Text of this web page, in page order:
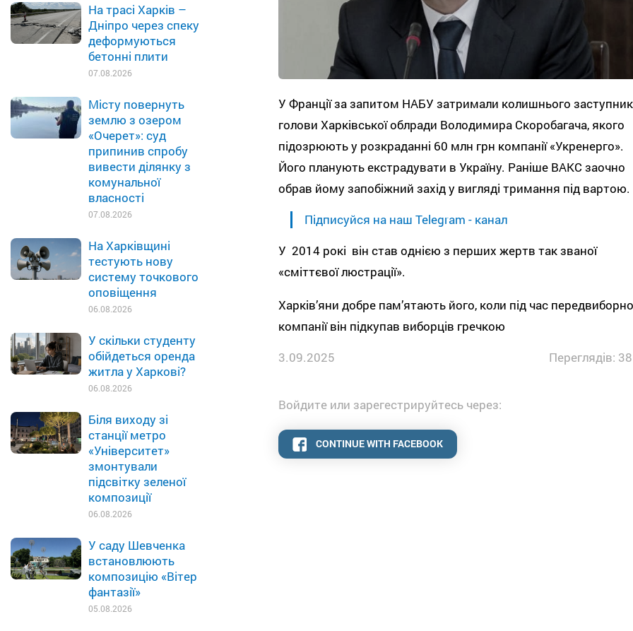
На трасі Харків –
Дніпро через спеку
деформуються
бетонні плити
07.08.2026
Місту повернуть
землю з озером
«Очерет»: суд
припинив спробу
вивести ділянку з
комунальної
власності
07.08.2026
На Харківщині
тестують нову
систему точкового
оповіщення
06.08.2026
У скільки студенту
обійдеться оренда
житла у Харкові?
06.08.2026
Біля виходу зі
станції метро
«Університет»
змонтували
підсвітку зеленої
композиції
06.08.2026
У саду Шевченка
встановлюють
композицію «Вітер
фантазії»
05.08.2026
У Франції за запитом НАБУ затримали колишнього
голови Харківської облради Володимира Скоробагача, якого
підозрюють у розкраданні 60 млн грн компанії «Укренерго».
Його планують екстрадувати в Україну. Раніше ВАКС заочно
обрав йому запобіжний захід у вигляді тримання під вартою.
Підписуйся на наш Telegram - канал
У 2014 рокі він став однією з перших жертв так званої
«сміттєвої люстрації».
Харків’яни добре пам’ятають його, коли під час
компанії він підкупав виборців гречкою
3.09.2025
Переглядів:
Войдите или зарегестрируйтесь через:
CONTINUE WITH FACEBOOK